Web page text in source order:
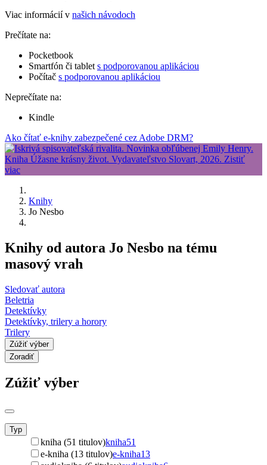
Viac informácií v našich návodoch
Prečítate na:
Pocketbook
Smartfón či tablet s podporovanou aplikáciou
Počítač s podporovanou aplikáciou
Neprečítate na:
Kindle
Ako čítať e-knihy zabezpečené cez Adobe DRM?
Knihy
Jo Nesbo
Knihy od autora Jo Nesbo na tému
masový vrah
Sledovať autora
Beletria
Detektívky
Detektívky, trilery a horory
Trilery
Zúžiť výber
Zoradiť
Zúžiť výber
Typ
kniha (51 titulov)kniha51
e-kniha (13 titulov)e-kniha13